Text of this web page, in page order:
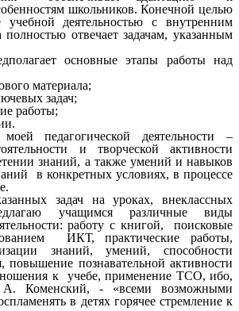
школьников. Конечной целью
учебной деятельностью с внутренним
отвечает задачам, указанным
основные этапы работы над
материала;
задач;
работы;
педагогической деятельности –
и творческой активности
знаний, а также умений и навыков
в конкретных условиях, в процессе
задач на уроках, внеклассных
учащимся различные виды
работу с книгой, поисковые
ИКТ, практические работы,
знаний, умений, способности
повышение познавательной активности
к учебе, применение ТСО, ибо,
Коменский, - «всеми возможными
в детях горячее стремление к